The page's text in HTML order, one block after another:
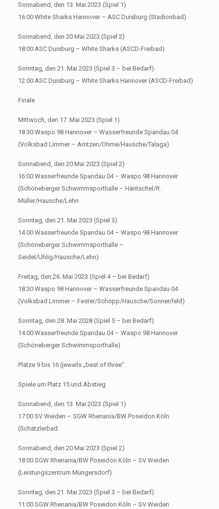
Sonnabend, den 13. Mai 2023 (Spiel 1)
16:00 White Sharks Hannover – ASC Duisburg (Stadionbad)
Sonnabend, den 20 Mai 2023 (Spiel 2)
18:00 ASC Duisburg – White Sharks (ASCD-Freibad)
Sonntag, den 21. Mai 2023 (Spiel 3 – bei Bedarf)
12:00 ASC Duisburg – White Sharks Hannover (ASCD-Freibad)
Finale
Mittwoch, den 17. Mai 2023 (Spiel 1)
18:30 Waspo 98 Hannover – Wasserfreunde Spandau 04
(Volksbad Limmer – Arntzen/Ohme/Hausche/Talaga)
Sonnabend, den 20 Mai 2023 (Spiel 2)
16:00 Wasserfreunde Spandau 04 – Waspo 98 Hannover
(Schöneberger Schwimmsporthalle – Häntschel/R.
Müller/Hausche/Lehn
Sonntag, den 21. Mai 2023 (Spiel 3)
14:00 Wasserfreunde Spandau 04 – Waspo 98 Hannover
(Schöneberger Schwimmsporthalle –
Seidel/Uhlig/Hausche/Lehn)
Freitag, den 26. Mai 2023 (Spiel 4 – bei Bedarf)
18:30 Waspo 98 Hannover – Wasserfreunde Spandau 04
(Volksbad Limmer – Fester/Schopp/Hausche/Sonnenfeld)
Sonntag, den 28. Mai 2028 (Spiel 5 – bei Bedarf)
14:00 Wasserfreunde Spandau 04 – Waspo 98 Hannover
(Schöneberger Schwimmsporthalle)
Plätze 9 bis 16 (jeweils „best of three“
Spiele um Platz 15 und Abstieg
Sonnabend, den 13. Mai 2023 (Spiel 1)
17:00 SV Weiden – SGW Rhenania/BW Poseidon Köln
(Schätzlerbad
Sonnabend, den 20 Mai 2023 (Spiel 2)
18:00 SGW Rhenania/BW Poseidon Köln – SV Weiden
(Leistungszentrum Müngersdorf)
Sonntag, den 21. Mai 2023 (Spiel 3 – bei Bedarf)
11:00 SGW Rhenania/BW Poseidon Köln – SV Weiden